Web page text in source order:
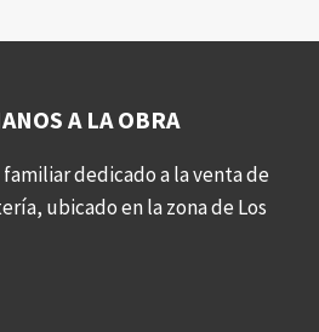
A LA OBRA
dedicado a la venta de
ubicado en la zona de Los